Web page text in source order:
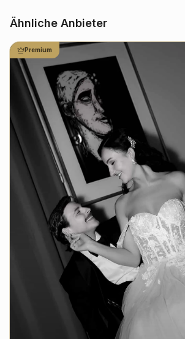
Ähnliche Anbieter
Premium